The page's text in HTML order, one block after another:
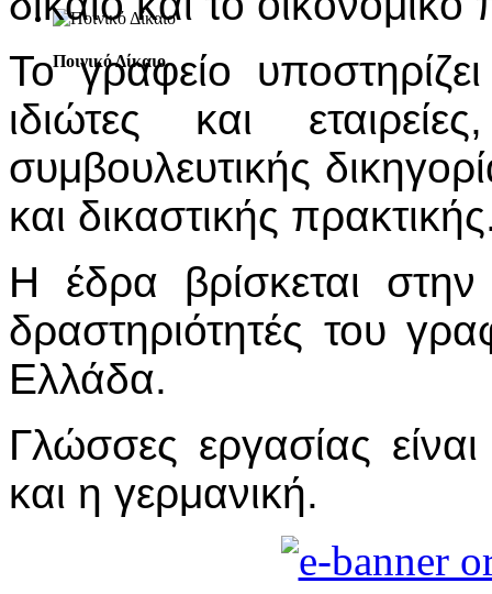
Ποινικό Δίκαιο
Το γραφείο
ιδιώτες και
συμβουλευτικής
και δικαστικής
Η έδρα βρίσκεται
δραστηριότητές του
Ελλάδα.
Γλώσσες εργασίας
και η γερμανική.